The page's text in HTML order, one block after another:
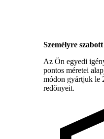
Személyre szabott
Az Ön egyedi
pontos méretei
módon gyártjuk le
redőnyeit.